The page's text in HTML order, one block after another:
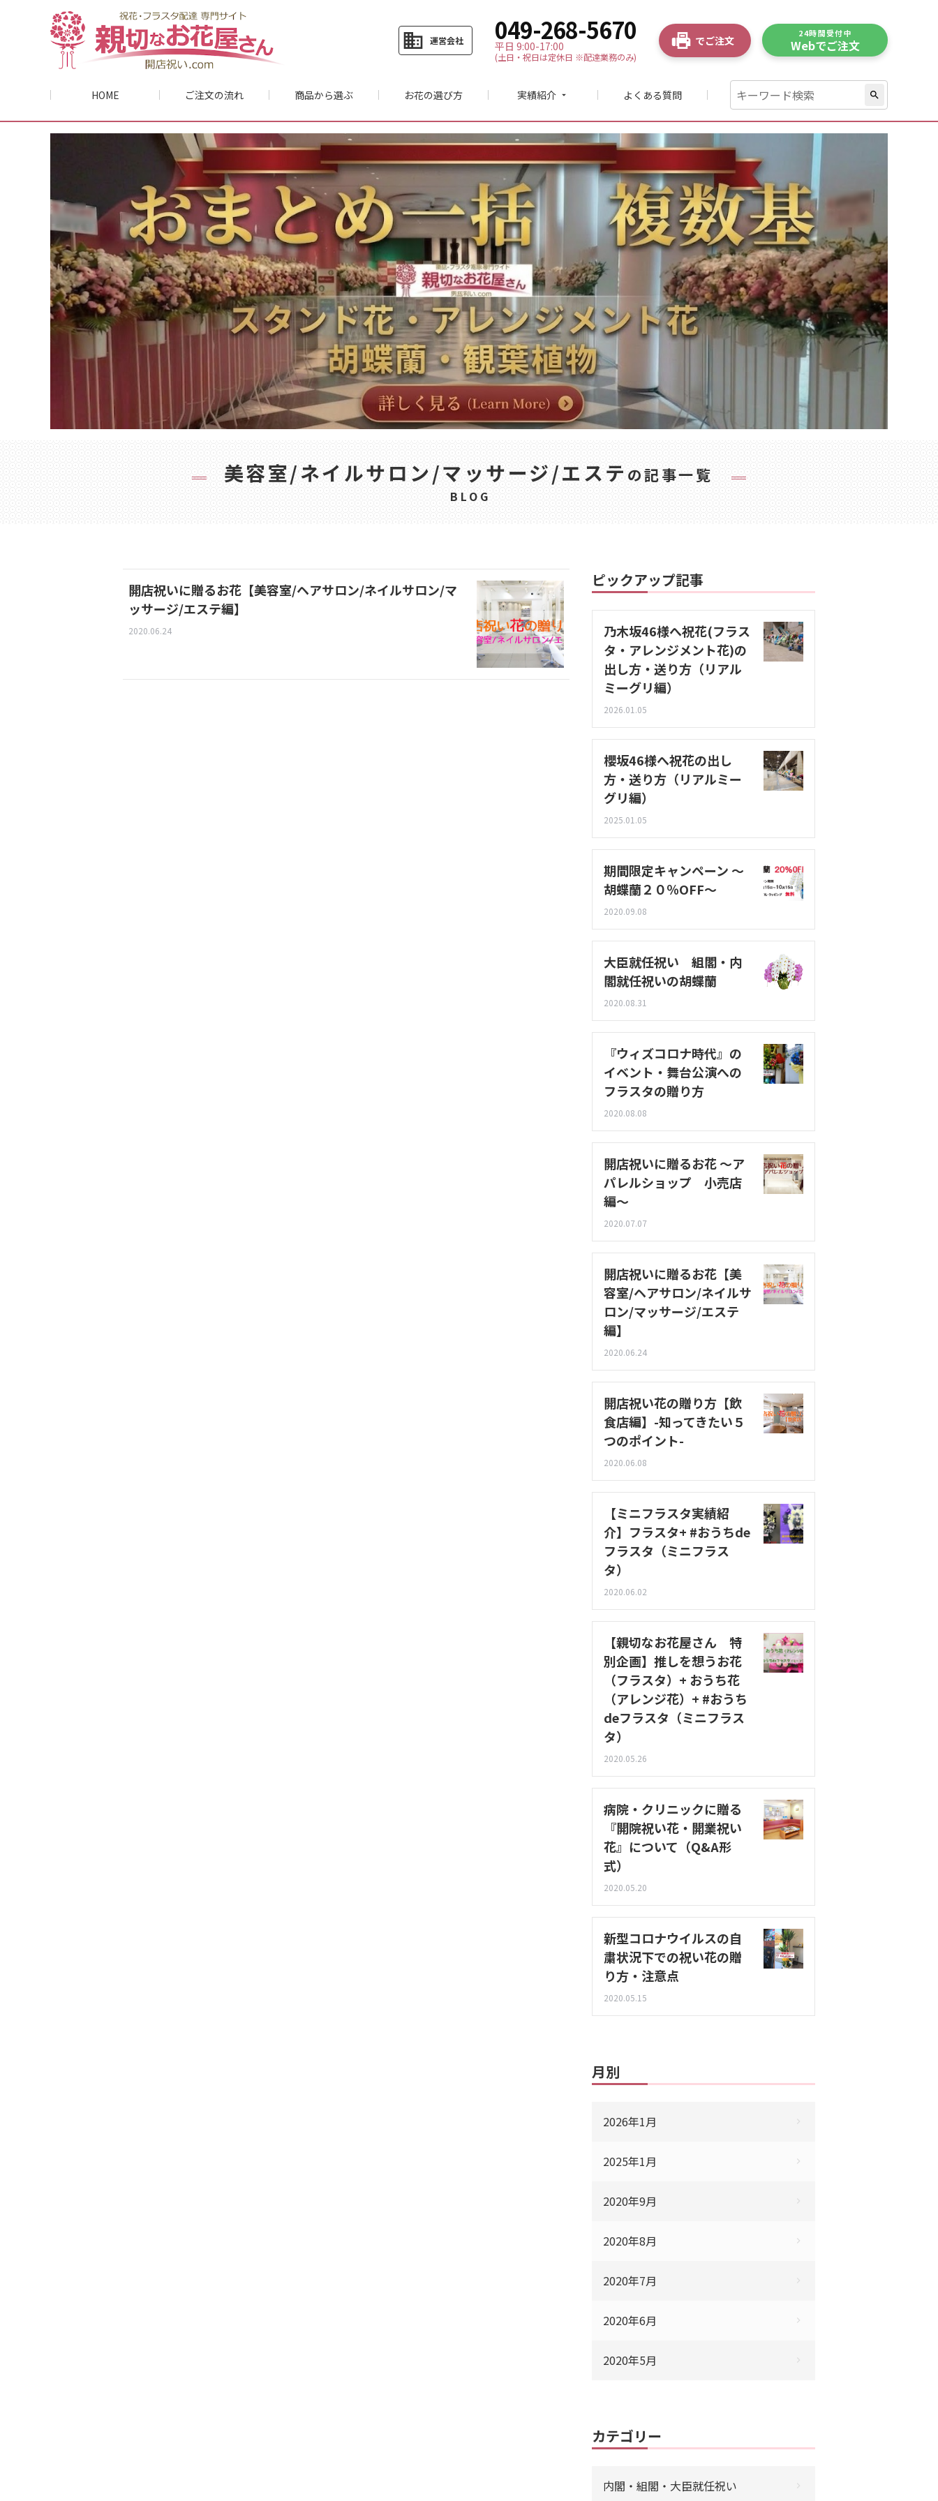
business 運営会社 049-268-5670
平日 9:00-17:00
(土日・祝日は定休日 ※配達業務のみ)
でご注文
24時間受付中
Webでご注文
search
HOME ご注文の流れ 商品から選ぶ お花の選び方 実績紹介 arrow_drop_down よくある質問
美容室/ネイルサロン/マッサージ/エステ の記事一覧
BLOG
開店祝いに贈るお花【美容室/ヘアサロン/ネイルサロン/マ
ッサージ/エステ編】
2020.06.24
ピックアップ記事
乃木坂46様へ祝花(フラス
タ・アレンジメント花)の
出し方・送り方（リアル
ミーグリ編）
2026.01.05
櫻坂46様へ祝花の出し
方・送り方（リアルミー
グリ編）
2025.01.05
期間限定キャンペーン ～
胡蝶蘭２０％OFF～
2020.09.08
大臣就任祝い 組閣・内
閣就任祝いの胡蝶蘭
2020.08.31
『ウィズコロナ時代』の
イベント・舞台公演への
フラスタの贈り方
2020.08.08
開店祝いに贈るお花 〜ア
パレルショップ 小売店
編〜
2020.07.07
開店祝いに贈るお花【美
容室/ヘアサロン/ネイルサ
ロン/マッサージ/エステ
編】
2020.06.24
開店祝い花の贈り方【飲
食店編】-知ってきたい５
つのポイント-
2020.06.08
【ミニフラスタ実績紹
介】フラスタ+ #おうちde
フラスタ（ミニフラス
タ）
2020.06.02
【親切なお花屋さん 特
別企画】推しを想うお花
（フラスタ）+ おうち花
（アレンジ花）+ #おうち
deフラスタ（ミニフラス
タ）
2020.05.26
病院・クリニックに贈る
『開院祝い花・開業祝い
花』について（Q&A形
式）
2020.05.20
新型コロナウイルスの自
粛状況下での祝い花の贈
り方・注意点
2020.05.15
月別
2026年1月
2025年1月
2020年9月
2020年8月
2020年7月
2020年6月
2020年5月
カテゴリー
内閣・組閣・大臣就任祝い